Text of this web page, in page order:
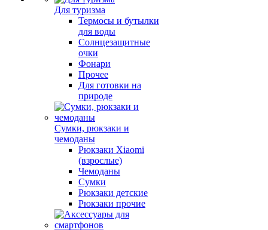
Для туризма
Термосы и бутылки
для воды
Солнцезащитные
очки
Фонари
Прочее
Для готовки на
природе
Сумки, рюкзаки и
чемоданы
Рюкзаки Xiaomi
(взрослые)
Чемоданы
Сумки
Рюкзаки детские
Рюкзаки прочие